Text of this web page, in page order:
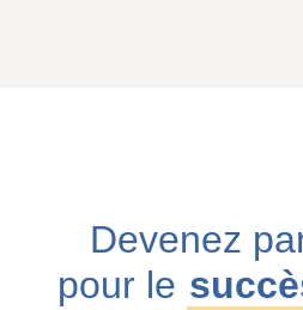
Devenez
pour le